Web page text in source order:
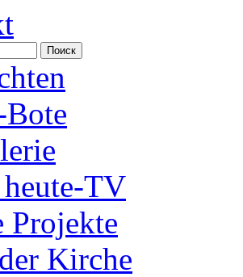
TV
Projekte
Kirche